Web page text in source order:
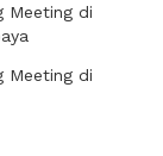
Meeting di
Meeting di